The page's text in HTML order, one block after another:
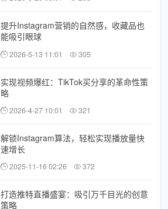
提升Instagram营销的自然感，收藏品也
能吸引眼球
2026-5-13 11:01 305
实现视频爆红：TikTok买分享的革命性策
略
2026-4-27 10:01 321
解锁Instagram算法，轻松实现播放量快
速增长
2025-11-16 02:26 372
打造推特直播盛宴：吸引万千目光的创意
策略